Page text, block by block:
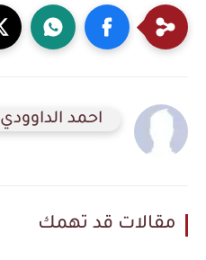
احمد الداوودي
مقالات قد تهمك